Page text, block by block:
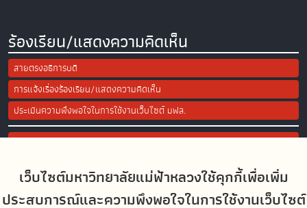
เว็บไซต์มหาวิทยาลัยแม่ฟ้าหลวงใช้คุกกี้เพื่อเพิ่ม
ประสบการณ์และความพึงพอใจในการใช้งานเว็บไซต์
ร้องเรียน/แสดงความคิดเห็น
สายตรงอธิการบดี
การแจ้งเรื่องร้องเรียน/แสดงความคิดเห็น
ประเมินความพึงพอใจในการใช้งานเว็บไซต์ มฟล.
Site Map
Social Media